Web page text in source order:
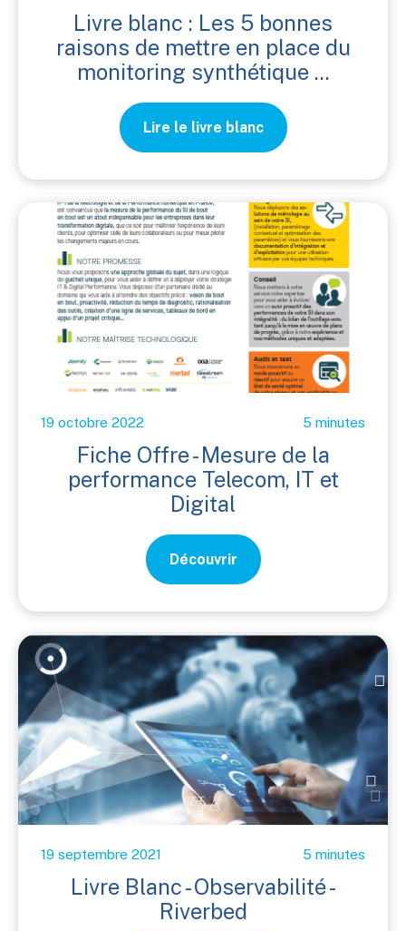
Livre blanc : Les 5 bonnes
raisons de mettre en place du
monitoring synthétique ...
Lire le livre blanc
19 octobre 2022 5 minutes
Fiche Offre - Mesure de la
performance Telecom, IT et
Digital
Découvrir
19 septembre 2021 5 minutes
Livre Blanc - Observabilité -
Riverbed